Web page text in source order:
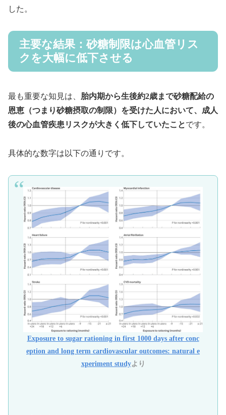
した。
主要な結果：砂糖制限は心血管リス
クを大幅に低下させる
最も重要な知見は、 胎内期から生後約2歳まで砂糖配給の
恩恵（つまり砂糖摂取の制限）を受けた人において、成人
後の心血管疾患リスクが大きく低下していたことです。
具体的な数字は以下の通りです。
Exposure to sugar rationing in first 1000 days after conc
eption and long term cardiovascular outcomes: natural e
xperiment studyより